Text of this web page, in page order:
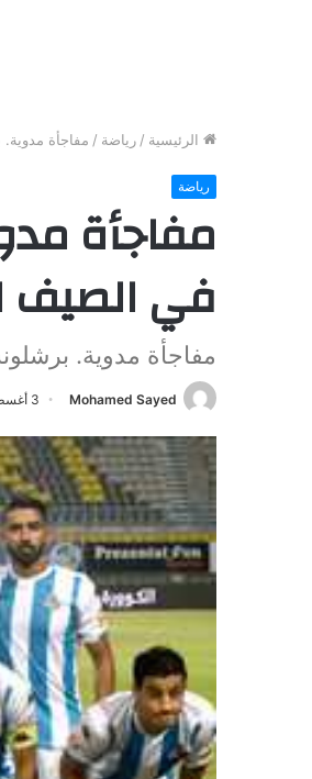
الرئيسية / رياضة / مفاجأة
رياضة
مفاجأة
في الصيف
مفاجأة مدوية.
Mohamed Sayed 3 أغسطس، 2020